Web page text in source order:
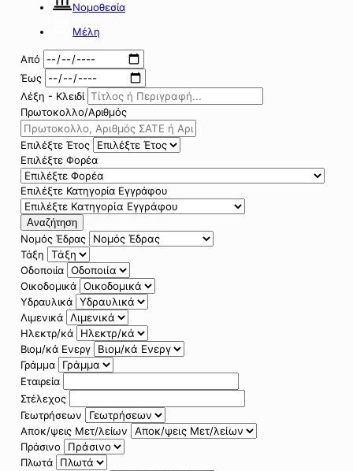
Νομοθεσία
Μέλη
Από
Έως
Λέξη - Κλειδί
Πρωτοκολλο/Αριθμός
Επιλέξτε Έτος
Επιλέξτε Φορέα
Επιλέξτε Κατηγορία Εγγράφου
Αναζήτηση
Νομός Έδρας
Τάξη
Οδοποιία
Οικοδομικά
Υδραυλικά
Λιμενικά
Ηλεκτρ/κά
Βιομ/κά Ενεργ
Γράμμα
Εταιρεία
Στέλεχος
Γεωτρήσεων
Αποκ/ψεις Μετ/λείων
Πράσινο
Πλωτά